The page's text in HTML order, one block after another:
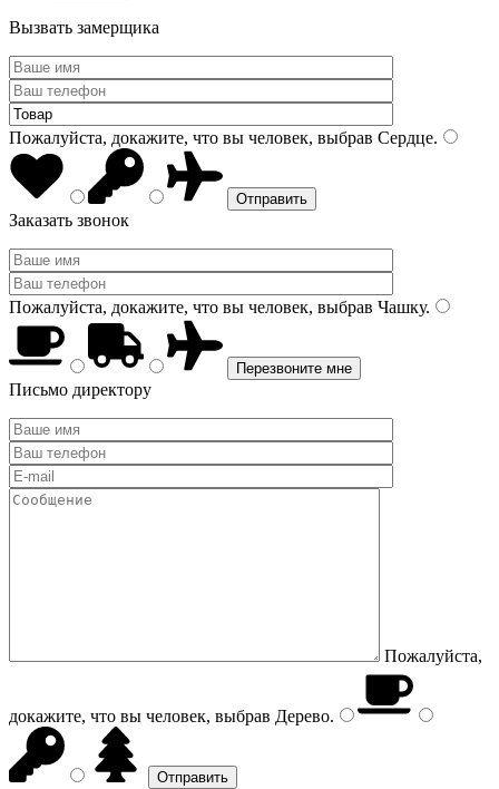
Вызвать замерщика
Пожалуйста, докажите, что вы человек, выбрав Сердце.
Заказать звонок
Пожалуйста, докажите, что вы человек, выбрав Чашку.
Письмо директору
Пожалуйста,
докажите, что вы человек, выбрав Дерево.